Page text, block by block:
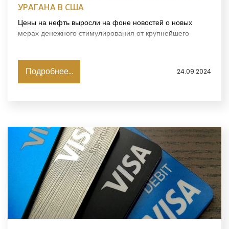
УРАГАНА В США
Цены на нефть выросли на фоне новостей о новых
мерах денежного стимулирования от крупнейшего
США, сообщает агентство Reuters.
Подробнее... 24.09.2024